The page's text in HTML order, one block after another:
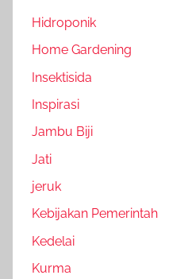
Hidroponik
Home Gardening
Insektisida
Inspirasi
Jambu Biji
Jati
jeruk
Kebijakan Pemerintah
Kedelai
Kurma